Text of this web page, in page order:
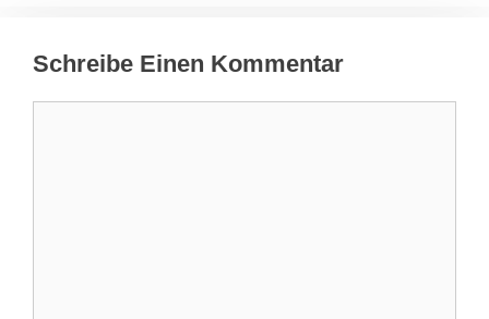
Schreibe Einen Kommentar